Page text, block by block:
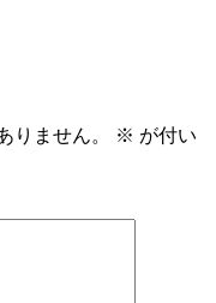
りません。 ※ が付い